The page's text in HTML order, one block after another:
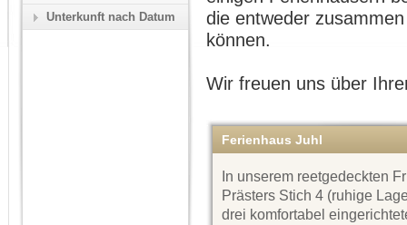
die entweder
können.
Wir freuen uns über
Ferienhaus Juhl
In unserem reetgedeckten
Prästers Stich 4 (ruhige
drei komfortabel
Unterkunft nach Datum